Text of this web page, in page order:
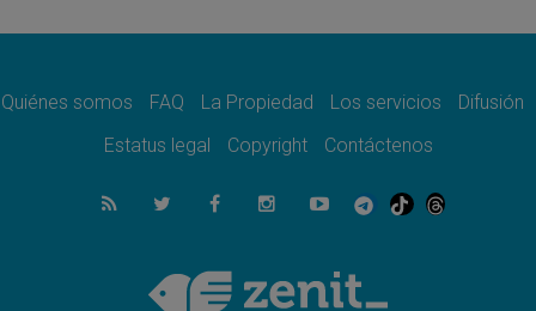
07.08.2026
07.08.2026
el compromiso del cristiano"
La matanza de niños en Gaza no cesa: 300
muertos en 300 días
Tagle: La guerra desfigura el mundo, solo la
revelación de Dios lo transfigura
Quiénes somos FAQ La Propiedad Los servicios
Difusión
Estatus legal
Copyright Contáctenos